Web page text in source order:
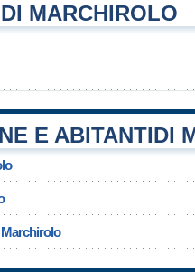
MARCHIROLO
E ABITANTIDI